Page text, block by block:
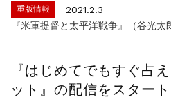
重版情報
2021.2.3
『米軍提督と太平洋戦争』（谷光太
重版情報
2020.12.18
『日本陸海軍はなぜロジスティクス
『はじめてでもすぐ
ット』の配信をスター